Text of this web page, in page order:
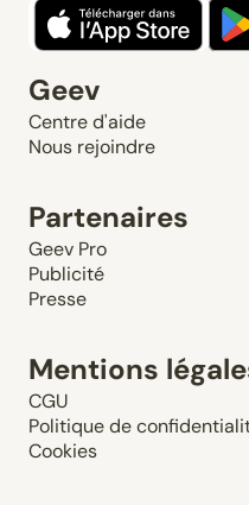
Geev
Centre d'aide
Nous rejoindre
Partenaires
Geev Pro
Publicité
Presse
Mentions
CGU
Politique de
Cookies